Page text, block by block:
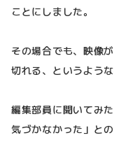
ことにしました。
その場合でも、映像
切れる、というよう
編集部員に聞いてみ
気づかなかった」との